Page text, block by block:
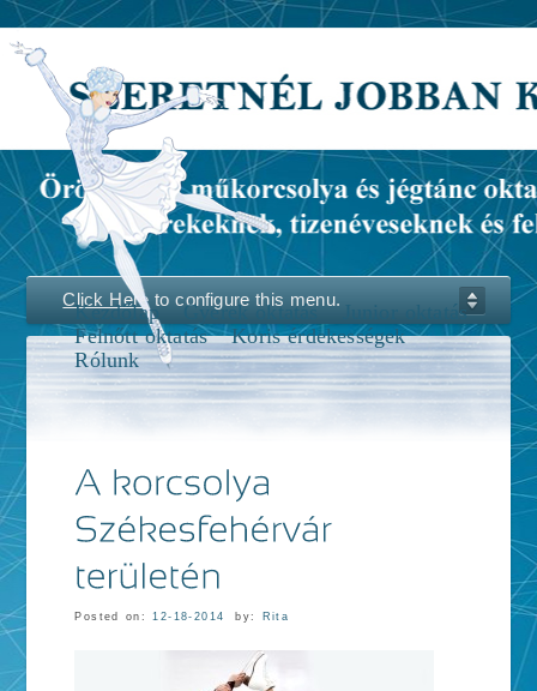
Kezdőlap Gyerek oktatás
Junior oktatás
Felnőtt oktatás
Koris érdekességek
Rólunk
Click Here to configure this menu.
Posted on:12-18-2014 by: Rita